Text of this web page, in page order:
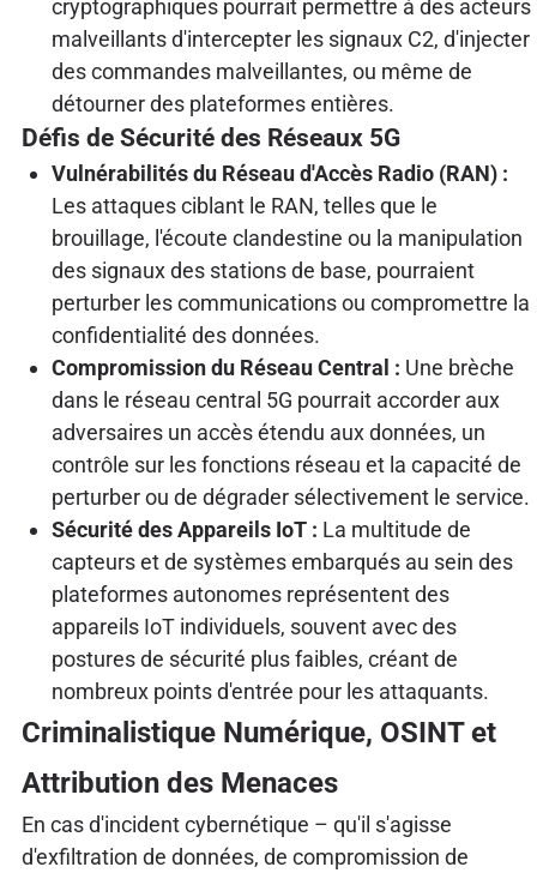
cryptographiques pourrait permettre à des acteurs
malveillants d'intercepter les signaux C2, d'injecter
des commandes malveillantes, ou même de
détourner des plateformes entières.
Défis de Sécurité des Réseaux 5G
Vulnérabilités du Réseau d'Accès Radio (RAN) :
Les attaques ciblant le RAN, telles que le
brouillage, l'écoute clandestine ou la manipulation
des signaux des stations de base, pourraient
perturber les communications ou compromettre la
confidentialité des données.
Compromission du Réseau Central : Une brèche
dans le réseau central 5G pourrait accorder aux
adversaires un accès étendu aux données, un
contrôle sur les fonctions réseau et la capacité de
perturber ou de dégrader sélectivement le service.
Sécurité des Appareils IoT : La multitude de
capteurs et de systèmes embarqués au sein des
plateformes autonomes représentent des
appareils IoT individuels, souvent avec des
postures de sécurité plus faibles, créant de
nombreux points d'entrée pour les attaquants.
Criminalistique Numérique, OSINT et
Attribution des Menaces
En cas d'incident cybernétique – qu'il s'agisse
d'exfiltration de données, de compromission de